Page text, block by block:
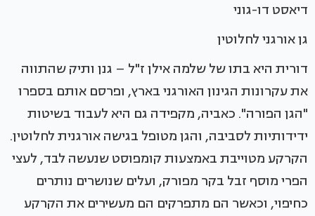
דיאסט דו-גוני
גן אורגני לחלוטין
דורית היא בתו של שלמה אילן ז"ל – גנן ותיק שהתווה
את עקרונות הגינון האורגני בארץ, ופרסם אותם בספרו
"הגן הפורה". כאביה, מקפידה גם היא לעבוד בשיטות
ידידותיות לסביבה, והגן מטופל בגישה אורגנית לחלוטין.
הקרקע מטוייבת באמצעות קומפוסט שנעשה לבד, לעצי
הפרי מוסף זבל בקר מפורק, ועלים שנושרים נותרים
כחיפוי, וכאשר הם מתפרקים הם מעשירים את הקרקע